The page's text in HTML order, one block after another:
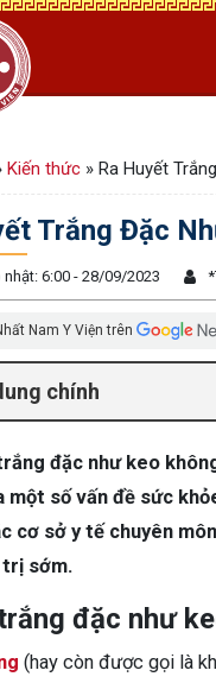
Kiến thức » Ra Huyết
Trắng Đặc
6:00 - 28/09/2023 *
Nam Y Viện trên
chính
đặc như keo
một số vấn đề sức
cơ sở y tế chuyên
trị sớm.
đặc như
(hay còn được gọi là